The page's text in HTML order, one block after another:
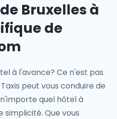
Bruxelles à
de
à l'avance? Ce n'est pas
peut vous conduire de
quel hôtel à
simplicité. Que vous